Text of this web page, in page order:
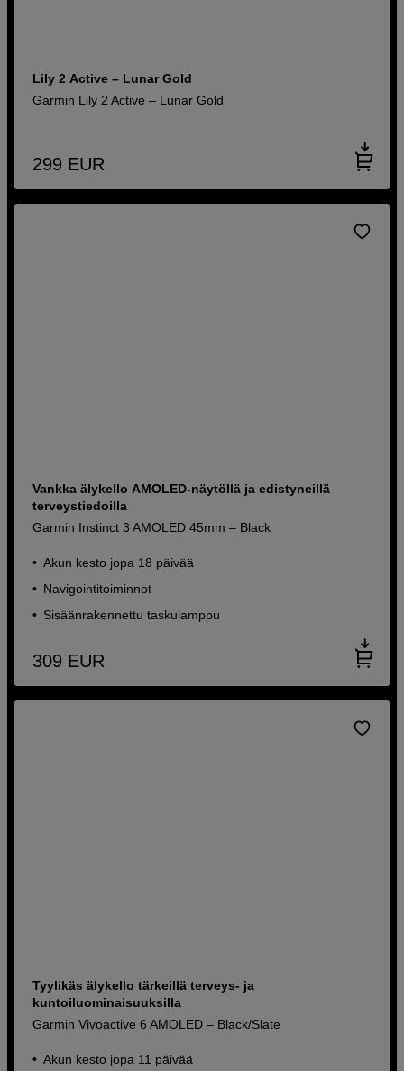
Lily 2 Active – Lunar Gold
Garmin Lily 2 Active – Lunar Gold
299 EUR
Vankka älykello AMOLED-näytöllä ja edistyneillä
terveystiedoilla
Garmin Instinct 3 AMOLED 45mm – Black
Akun kesto jopa 18 päivää
Navigointitoiminnot
Sisäänrakennettu taskulamppu
309 EUR
Tyylikäs älykello tärkeillä terveys- ja
kuntoiluominaisuuksilla
Garmin Vivoactive 6 AMOLED – Black/Slate
Akun kesto jopa 11 päivää